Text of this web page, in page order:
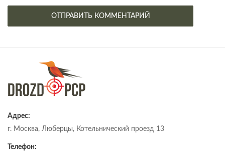
Адрес:
г. Москва, Люберцы, Котельнический проезд 13
Телефон: